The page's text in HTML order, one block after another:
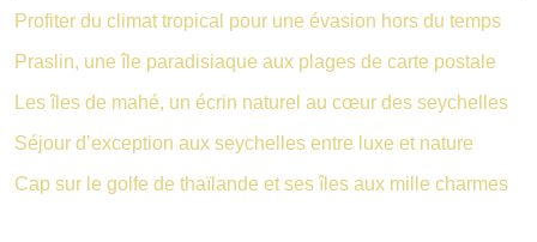
Profiter du climat tropical pour une évasion hors du temps
Praslin, une île paradisiaque aux plages de carte postale
Les îles de mahé, un écrin naturel au cœur des seychelles
Séjour d’exception aux seychelles entre luxe et nature
Cap sur le golfe de thaïlande et ses îles aux mille charmes